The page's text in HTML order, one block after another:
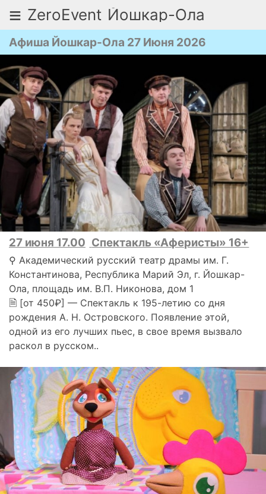
≡ ZeroEvent Йошкар-Ола
Афиша Йошкар-Ола 27 Июня 2026
27 июня 17.00 Спектакль «Аферисты» 16+
⚲ Академический русский театр драмы им. Г.
Константинова, Республика Марий Эл, г. Йошкар-
Ола, площадь им. В.П. Никонова, дом 1
🗎 [от 450₽] — Спектакль к 195-летию со дня
рождения А. Н. Островского. Появление этой,
одной из его лучших пьес, в свое время вызвало
раскол в русском..